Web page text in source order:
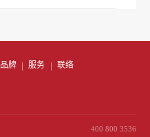
品牌 服务 联络
400 800 3536